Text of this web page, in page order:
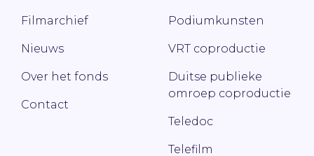
Filmarchief
Nieuws
Over het fonds
Contact
Podiumkunsten
VRT coproductie
Duitse publieke
omroep coproductie
Teledoc
Telefilm